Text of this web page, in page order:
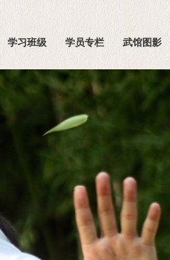
学习班级 学员专栏 武馆图影